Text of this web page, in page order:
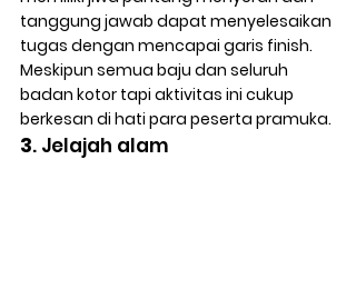
tanggung jawab dapat menyelesaikan
tugas dengan mencapai garis finish.
Meskipun semua baju dan seluruh
badan kotor tapi aktivitas ini cukup
berkesan di hati para peserta pramuka.
3. Jelajah alam